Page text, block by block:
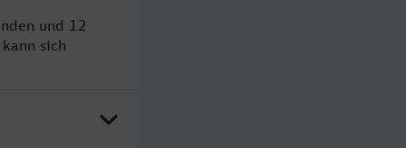
und 12
sich